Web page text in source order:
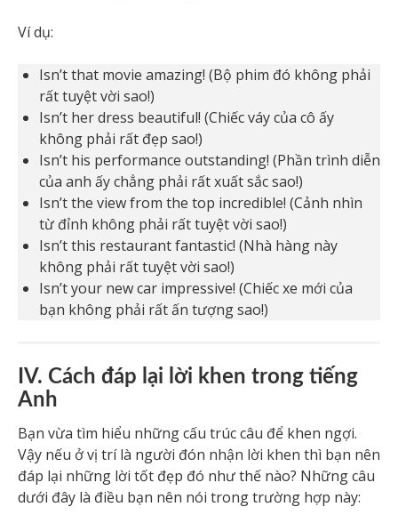
Ví dụ:
Isn’t that movie amazing! (Bộ phim đó không phải
rất tuyệt vời sao!)
Isn’t her dress beautiful! (Chiếc váy của cô ấy
không phải rất đẹp sao!)
Isn’t his performance outstanding! (Phần trình diễn
của anh ấy chẳng phải rất xuất sắc sao!)
Isn’t the view from the top incredible! (Cảnh nhìn
từ đỉnh không phải rất tuyệt vời sao!)
Isn’t this restaurant fantastic! (Nhà hàng này
không phải rất tuyệt vời sao!)
Isn’t your new car impressive! (Chiếc xe mới của
bạn không phải rất ấn tượng sao!)
IV. Cách đáp lại lời khen trong tiếng
Anh
Bạn vừa tìm hiểu những cấu trúc câu để khen ngợi.
Vậy nếu ở vị trí là người đón nhận lời khen thì bạn nên
đáp lại những lời tốt đẹp đó như thế nào? Những câu
dưới đây là điều bạn nên nói trong trường hợp này: